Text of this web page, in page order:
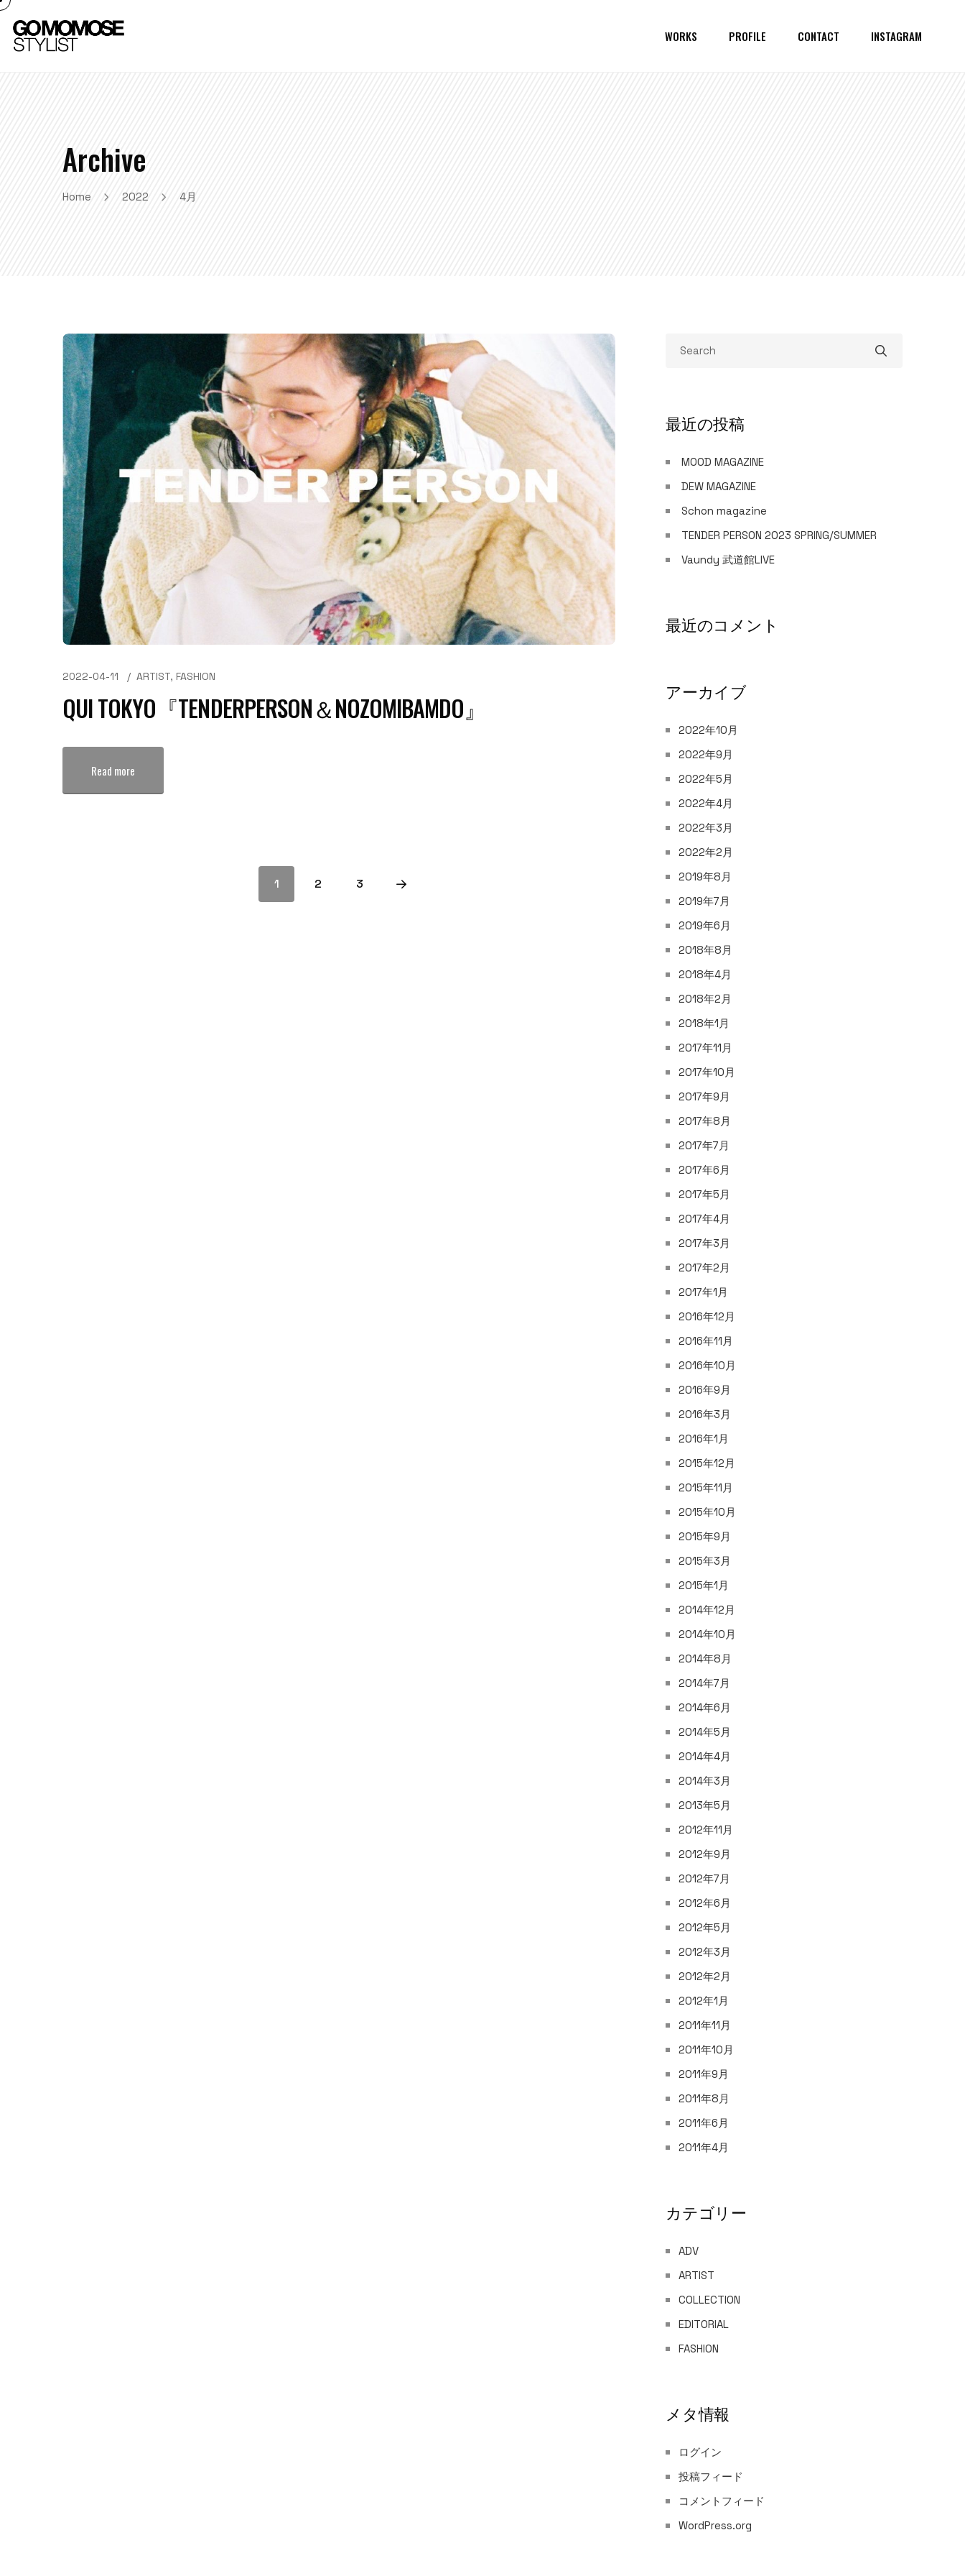
WORKS PROFILE CONTACT INSTAGRAM
Archive
Home 2022 4月
2022-04-11 ARTIST, FASHION
QUI TOKYO『TENDERPERSON＆NOZOMIBAMDO』
Read more
1 2 3
最近の投稿
MOOD MAGAZINE
DEW MAGAZINE
Schon magazine
TENDER PERSON 2023 SPRING/SUMMER
Vaundy 武道館LIVE
最近のコメント
アーカイブ
2022年10月
2022年9月
2022年5月
2022年4月
2022年3月
2022年2月
2019年8月
2019年7月
2019年6月
2018年8月
2018年4月
2018年2月
2018年1月
2017年11月
2017年10月
2017年9月
2017年8月
2017年7月
2017年6月
2017年5月
2017年4月
2017年3月
2017年2月
2017年1月
2016年12月
2016年11月
2016年10月
2016年9月
2016年3月
2016年1月
2015年12月
2015年11月
2015年10月
2015年9月
2015年3月
2015年1月
2014年12月
2014年10月
2014年8月
2014年7月
2014年6月
2014年5月
2014年4月
2014年3月
2013年5月
2012年11月
2012年9月
2012年7月
2012年6月
2012年5月
2012年3月
2012年2月
2012年1月
2011年11月
2011年10月
2011年9月
2011年8月
2011年6月
2011年4月
カテゴリー
ADV
ARTIST
COLLECTION
EDITORIAL
FASHION
メタ情報
ログイン
投稿フィード
コメントフィード
WordPress.org